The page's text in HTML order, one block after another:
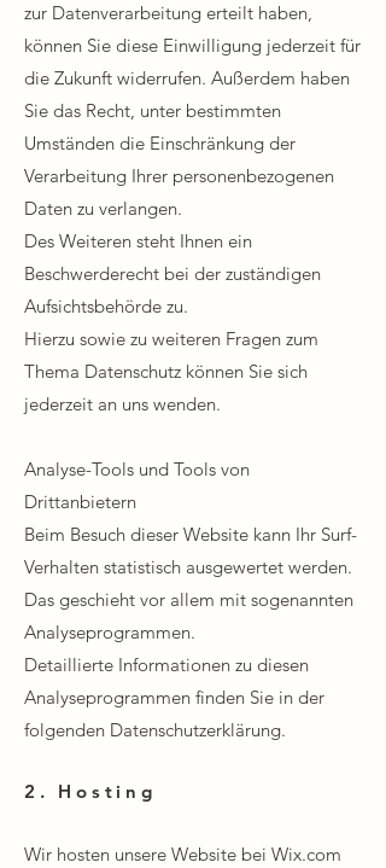
zur Datenverarbeitung erteilt haben,
können Sie diese Einwilligung jederzeit für
die Zukunft widerrufen. Außerdem haben
Sie das Recht, unter bestimmten
Umständen die Einschränkung der
Verarbeitung Ihrer personenbezogenen
Daten zu verlangen.​
Des Weiteren steht Ihnen ein
Beschwerderecht bei der zuständigen
Aufsichtsbehörde zu.
Hierzu sowie zu weiteren Fragen zum
Thema Datenschutz können Sie sich
jederzeit an uns wenden.
Analyse-Tools und Tools von
Drittanbietern
Beim Besuch dieser Website kann Ihr Surf-
Verhalten statistisch ausgewertet werden.
Das geschieht vor allem mit sogenannten
Analyseprogrammen.
Detaillierte Informationen zu diesen
Analyseprogrammen finden Sie in der
folgenden Datenschutzerklärung.
2. Hosting
Wir hosten unsere Website bei Wix.com